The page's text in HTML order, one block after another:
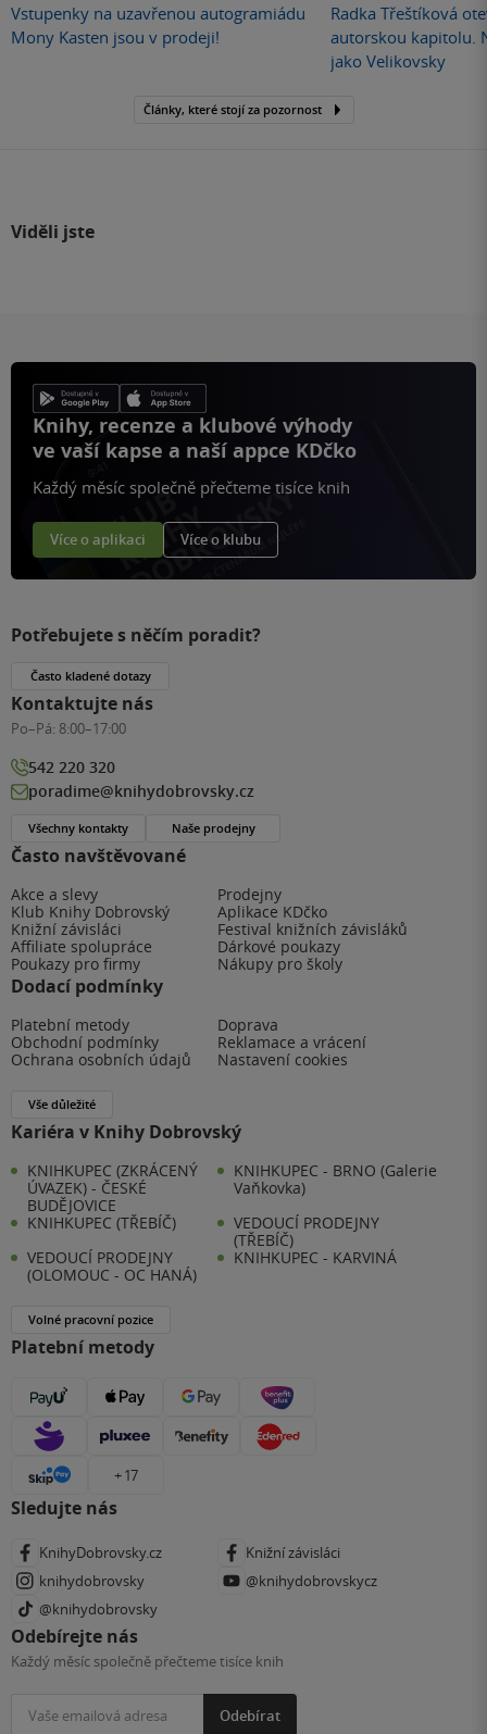
Vstupenky na uzavřenou autogramiádu
Mony Kasten jsou v prodeji!
Radka Třeštíková
autorskou kapitolu.
jako Velikovsky
Články, které stojí za pozornost
Viděli jste
Knihy, recenze a klubové výhody
ve vaší kapse a naší appce KDčko
Každý měsíc společně přečteme tisíce knih
Více o aplikaci Více o klubu
Často navštěvované
Akce a slevy
Prodejny
Klub Knihy Dobrovský
Aplikace KDčko
Knižní závisláci
Festival knižních závisláků
Affiliate spolupráce
Dárkové poukazy
Poukazy pro firmy
Nákupy pro školy
Dodací podmínky
Platební metody
Doprava
Obchodní podmínky
Reklamace a vrácení
Ochrana osobních údajů
Nastavení cookies
Vše důležité
Kariéra v Knihy Dobrovský
KNIHKUPEC (ZKRÁCENÝ
ÚVAZEK) - ČESKÉ
BUDĚJOVICE
KNIHKUPEC - BRNO (Galerie
Vaňkovka)
KNIHKUPEC (TŘEBÍČ)
VEDOUCÍ PRODEJNY
(TŘEBÍČ)
VEDOUCÍ PRODEJNY
(OLOMOUC - OC HANÁ)
KNIHKUPEC - KARVINÁ
Volné pracovní pozice
Platební metody
+ 17
Sledujte nás
KnihyDobrovsky.cz
Knižní závisláci
knihydobrovsky
@knihydobrovskycz
@knihydobrovsky
Odebírejte nás
Každý měsíc společně přečteme tisíce knih
Odebírat
Potřebujete s něčím poradit?
Často kladené dotazy
Kontaktujte nás
Po–Pá: 8:00–17:00
542 220 320
poradime@knihydobrovsky.cz
Všechny kontakty Naše prodejny